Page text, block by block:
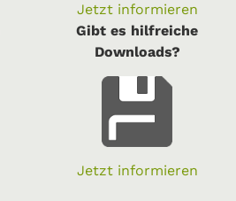
Jetzt informieren
Gibt es hilfreiche
Downloads?
Jetzt informieren